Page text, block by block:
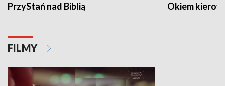
PrzyStań nad Biblią Okiem
FILMY